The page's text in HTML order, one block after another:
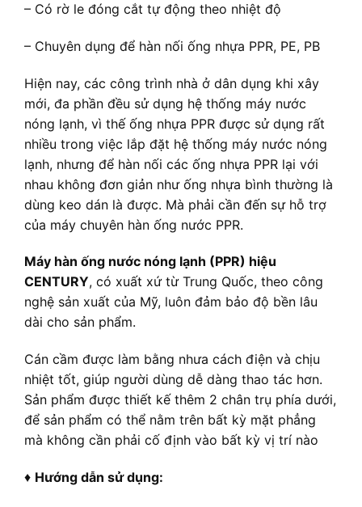
– Có rờ le đóng cắt tự động theo nhiệt độ
– Chuyên dụng để hàn nối ống nhựa PPR, PE, PB
Hiện nay, các công trình nhà ở dân dụng khi xây
mới, đa phần đều sử dụng hệ thống máy nước
nóng lạnh, vì thế ống nhựa PPR được sử dụng rất
nhiều trong việc lắp đặt hệ thống máy nước nóng
lạnh, nhưng để hàn nối các ống nhựa PPR lại với
nhau không đơn giản như ống nhựa bình thường là
dùng keo dán là được. Mà phải cần đến sự hỗ trợ
của máy chuyên hàn ống nước PPR.
Máy hàn ống nước nóng lạnh (PPR) hiệu
CENTURY, có xuất xứ từ Trung Quốc, theo công
nghệ sản xuất của Mỹ, luôn đảm bảo độ bền lâu
dài cho sản phẩm.
Cán cầm được làm bằng nhưa cách điện và chịu
nhiệt tốt, giúp người dùng dễ dàng thao tác hơn.
Sản phẩm được thiết kế thêm 2 chân trụ phía dưới,
để sản phẩm có thể nằm trên bất kỳ mặt phẳng
mà không cần phải cố định vào bất kỳ vị trí nào
♦ Hướng dẫn sử dụng: